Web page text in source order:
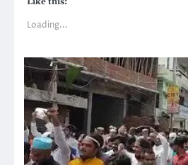
Loading...